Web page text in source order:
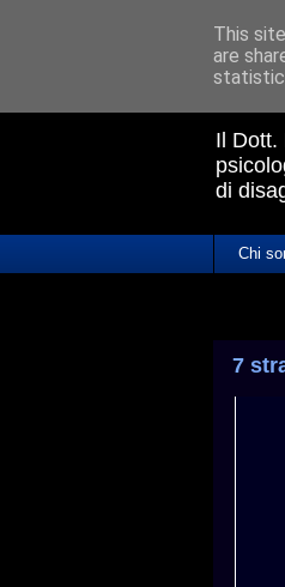
Il Dott.
di
Chi
7
This
are